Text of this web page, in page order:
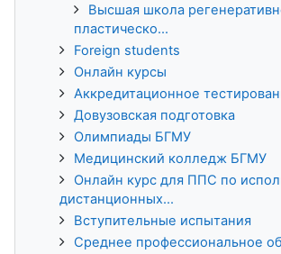
Высшая школа
пластическо...
Foreign students
Онлайн курсы
Аккредитационное
Довузовская подготовка
Олимпиады БГМУ
Медицинский колледж БГМУ
Онлайн курс для ППС по
дистанционных...
Вступительные испытания
Среднее профессиональное